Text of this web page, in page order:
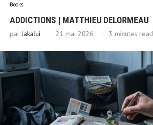
Books
ADDICTIONS | MATTHIEU DELORMEAU
par Jakalui 21 mai 2026 3 minutes read